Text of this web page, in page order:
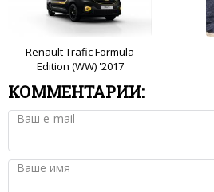
Renault Trafic Formula
Edition (WW) '2017
КОММЕНТАРИИ:
Ваш e-mail
Ваше имя